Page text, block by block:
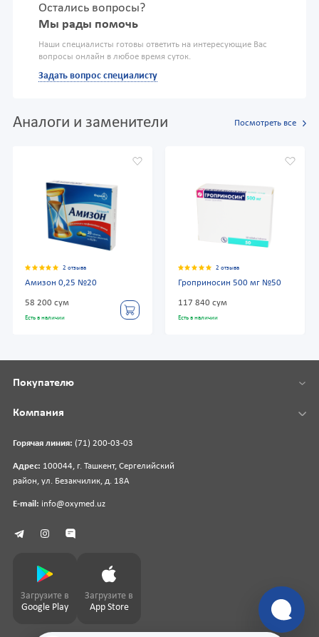
Остались вопросы?
Мы рады помочь
Наши специалисты готовы ответить на интересующие Вас
вопросы онлайн в любое время суток.
Задать вопрос специалисту
Аналоги и заменители Посмотреть все
2 отзыва
Амизон 0,25 №20
58 200 сум
Есть в наличии
2 отзыва
Гроприносин 500 мг №50
117 840 сум
Есть в наличии
Горячая линия: (71) 200-03-03
Адрес: 100044, г. Ташкент, Сергелийский
район, ул. Безакчилик, д. 18А
E-mail: info@oxymed.uz
Покупателю
Компания
Загрузите в
Google Play
Загрузите в
App Store